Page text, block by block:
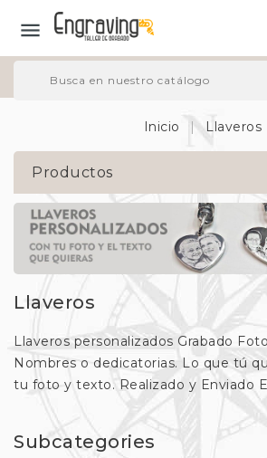

Inicio Llaveros
Productos
Llaveros
Llaveros personalizados Grabado
Nombres o dedicatorias. Lo que tú
tu foto y texto. Realizado y Enviado
Subcategories